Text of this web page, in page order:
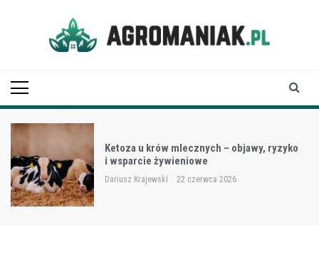
Ketoza u krów mlecznych – objawy, ryzyko
i wsparcie żywieniowe
Dariusz Krajewski 22 czerwca 2026